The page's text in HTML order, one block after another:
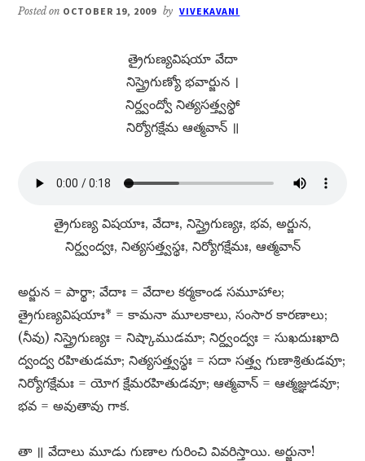
Posted on OCTOBER 19, 2009 by VIVEKAVANI
త్రైగుణ్యవిషయా వేదా
నిస్త్రైగుణ్యో భవార్జున ।
నిర్ద్వంద్వో నిత్యసత్త్వస్థో
నిర్యోగక్షేమ ఆత్మవాన్​ ॥
త్రైగుణ్య విషయాః, వేదాః, నిస్త్రైగుణ్యః, భవ, అర్జున,
నిర్ద్వంద్వః, నిత్యసత్త్వస్థః, నిర్యోగక్షేమః, ఆత్మవాన్​
అర్జున = పార్థా; వేదాః = వేదాల కర్మకాండ సమూహాల;
త్రైగుణ్యవిషయాః* = కామనా మూలకాలు, సంసార కారణాలు;
(నీవు) నిస్త్రైగుణ్యః = నిష్కాముడమా; నిర్ద్వంద్వః = సుఖదుఃఖాది
ద్వంద్వ రహితుడమా; నిత్యసత్త్వస్థః = సదా సత్త్వ గుణాశ్రితుడవూ;
నిర్యోగక్షేమః = యోగ క్షేమరహితుడవూ; ఆత్మవాన్​ = ఆత్మజ్ఞుడవూ;
భవ = అవుతావు గాక.
తా ॥ వేదాలు మూడు గుణాల గురించి వివరిస్తాయి. అర్జునా!